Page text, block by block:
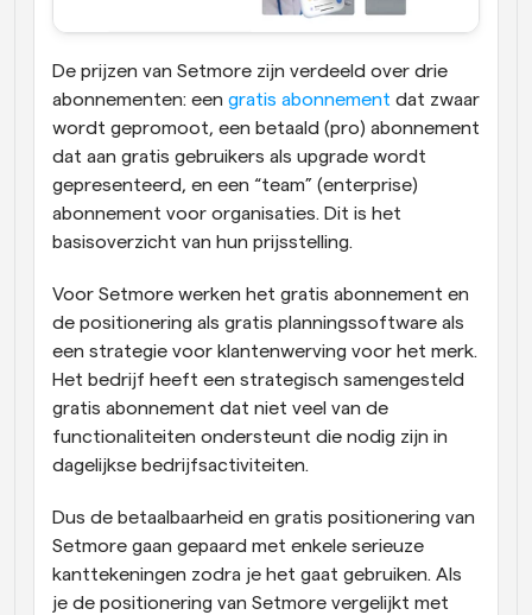
De prijzen van Setmore zijn verdeeld over drie
abonnementen: een gratis abonnement dat zwaar
wordt gepromoot, een betaald (pro) abonnement
dat aan gratis gebruikers als upgrade wordt
gepresenteerd, en een “team” (enterprise)
abonnement voor organisaties. Dit is het
basisoverzicht van hun prijsstelling.
Voor Setmore werken het gratis abonnement en
de positionering als gratis planningssoftware als
een strategie voor klantenwerving voor het merk.
Het bedrijf heeft een strategisch samengesteld
gratis abonnement dat niet veel van de
functionaliteiten ondersteunt die nodig zijn in
dagelijkse bedrijfsactiviteiten.
Dus de betaalbaarheid en gratis positionering van
Setmore gaan gepaard met enkele serieuze
kanttekeningen zodra je het gaat gebruiken. Als
je de positionering van Setmore vergelijkt met